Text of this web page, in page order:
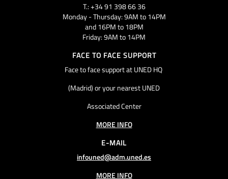
T.: +34 91 398 66 36
Monday - Thursday: 9AM to 14PM
and 16PM to 18PM
Friday: 9AM to 14PM
FACE TO FACE SUPPORT
Face to face support at UNED HQ
(Madrid) or your nearest UNED
Associated Center
MORE INFO
E-MAIL
infouned@adm.uned.es
MORE INFO